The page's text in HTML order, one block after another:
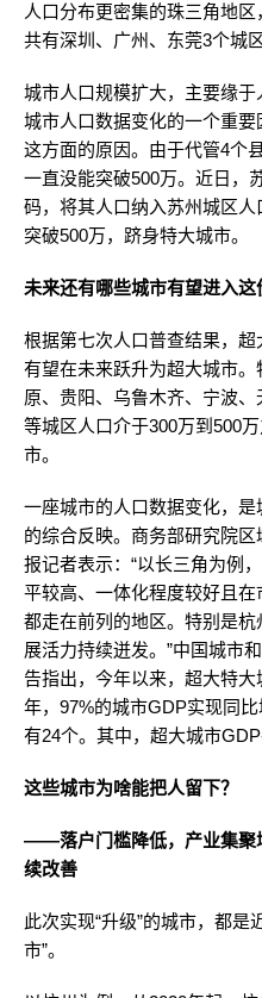
人口分布更密集的珠三角地区
共有深圳、广州、东莞3个城
城市人口规模扩大，主要缘
城市人口数据变化的一个重
这方面的原因。由于代管4个
一直没能突破500万。近日，
码，将其人口纳入苏州城区
突破500万，跻身特大城市。
未来还有哪些城市有望进入这
根据第七次人口普查结果，
有望在未来跃升为超大城市
原、贵阳、乌鲁木齐、宁波
等城区人口介于300万到500
市。
一座城市的人口数据变化，
的综合反映。商务部研究院
报记者表示：“以长三角为例
平较高、一体化程度较好且
都走在前列的地区。特别是
展活力持续迸发。”中国城市
告指出，今年以来，超大特
年，97%的城市GDP实现同
有24个。其中，超大城市
这些城市为啥能把人留下？
——落户门槛降低，产业集聚
续改善
此次实现“升级”的城市，都是
市”。